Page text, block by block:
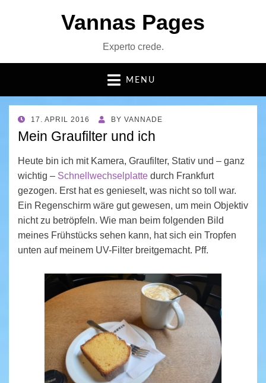
Vannas Pages
Experto crede.
MENU
POSTED
ON
17. APRIL 2016 BY VANNADE
Mein Graufilter und ich
Heute bin ich mit Kamera, Graufilter, Stativ und – ganz
wichtig – Schnellwechselplatte durch Frankfurt
gezogen. Erst hat es genieselt, was nicht so toll war.
Ein Regenschirm wäre gut gewesen, um mein Objektiv
nicht zu betröpfeln. Wie man beim folgenden Bild
meines Frühstücks sehen kann, hat sich ein Tropfen
unten auf meinem UV-Filter breitgemacht. Pff.